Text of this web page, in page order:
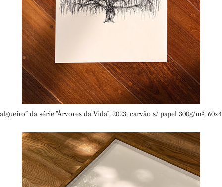
da série "Árvores da Vida", 2023, carvão s/ papel 300g/m²,